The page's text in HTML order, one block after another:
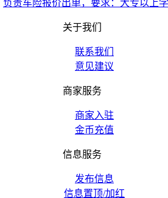
负责车险报价出单，要求：大专以上
关于我们
联系我们
意见建议
商家服务
商家入驻
金币充值
信息服务
发布信息
信息置顶/加红